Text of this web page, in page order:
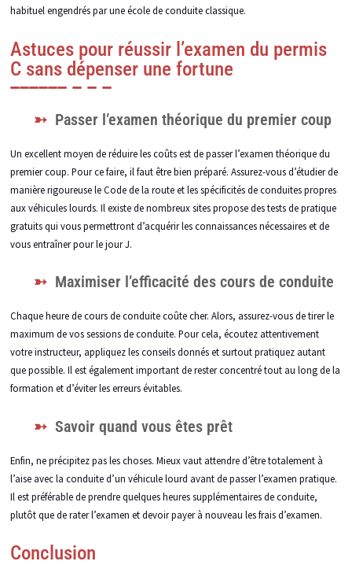
habituel engendrés par une école de conduite classique.
Astuces pour réussir l’examen du permis
C sans dépenser une fortune
Passer l’examen théorique du premier coup
Un excellent moyen de réduire les coûts est de passer l’examen théorique du
premier coup. Pour ce faire, il faut être bien préparé. Assurez-vous d’étudier de
manière rigoureuse le Code de la route et les spécificités de conduites propres
aux véhicules lourds. Il existe de nombreux sites propose des tests de pratique
gratuits qui vous permettront d’acquérir les connaissances nécessaires et de
vous entraîner pour le jour J.
Maximiser l’efficacité des cours de conduite
Chaque heure de cours de conduite coûte cher. Alors, assurez-vous de tirer le
maximum de vos sessions de conduite. Pour cela, écoutez attentivement
votre instructeur, appliquez les conseils donnés et surtout pratiquez autant
que possible. Il est également important de rester concentré tout au long de la
formation et d’éviter les erreurs évitables.
Savoir quand vous êtes prêt
Enfin, ne précipitez pas les choses. Mieux vaut attendre d’être totalement à
l’aise avec la conduite d’un véhicule lourd avant de passer l’examen pratique.
Il est préférable de prendre quelques heures supplémentaires de conduite,
plutôt que de rater l’examen et devoir payer à nouveau les frais d’examen.
Conclusion